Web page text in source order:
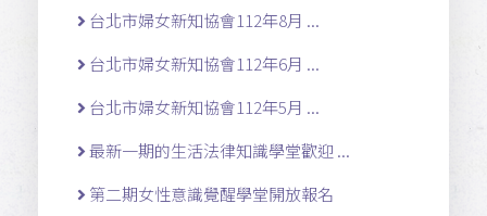
台北市婦女新知協會112年8月 ...
台北市婦女新知協會112年6月 ...
台北市婦女新知協會112年5月 ...
最新一期的生活法律知識學堂歡迎 ...
第二期女性意識覺醒學堂開放報名